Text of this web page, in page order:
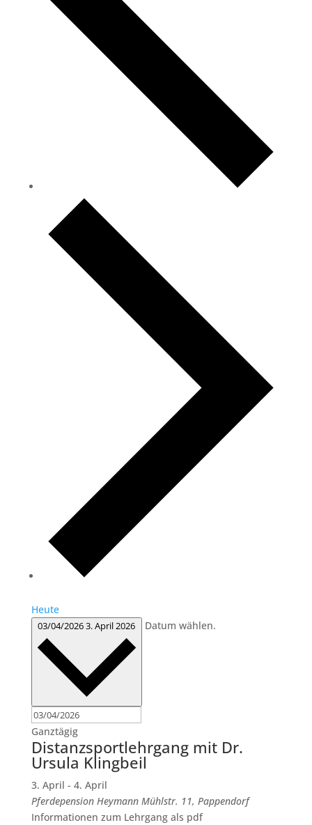
Heute
03/04/20263. April 2026 Datum wählen.
Ganztägig
Distanzsportlehrgang mit Dr.
Ursula Klingbeil
3. April - 4. April
Pferdepension Heymann Mühlstr. 11, Pappendorf
Informationen zum Lehrgang als pdf